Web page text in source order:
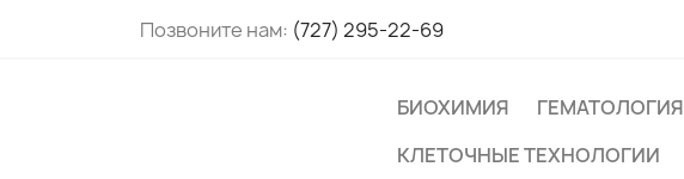
Позвоните нам: (727) 295-22-69
БИОХИМИЯ ГЕМАТОЛОГИЯ
КЛЕТОЧНЫЕ ТЕХНОЛОГИИ